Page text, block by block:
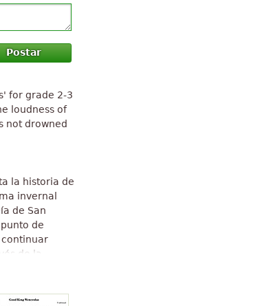
bom cristão,
agora pode
”
Postar
for grade 2-3
loudness of
not drowned
la historia de
invernal
de San
de
de la
del histórico
checo